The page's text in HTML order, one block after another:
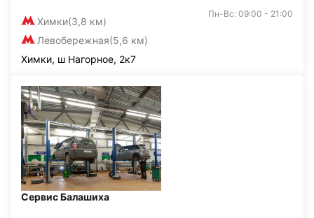
Химки(3,8 км)
Левобережная(5,6 км)
Пн-Вс: 09:00 - 21:00
Химки, ш Нагорное, 2к7
Сервис Балашиха